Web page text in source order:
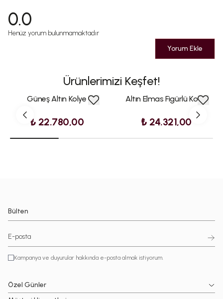
0.0
Henüz yorum bulunmamaktadır
Yorum Ekle
Ürünlerimizi Keşfet!
Güneş Altın Kolye
₺ 22.780,00
Altın Elmas Figürlü Kolye
₺ 24.321,00
Bülten
Kampanya ve duyurular hakkında e-posta almak istiyorum.
Özel Günler